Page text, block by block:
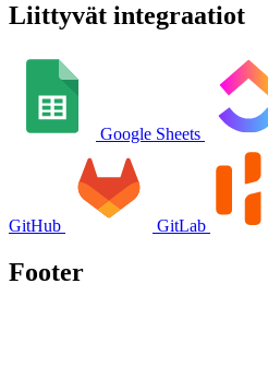
Liittyvät integraatiot
Google Sheets
GitHub GitLab
Footer